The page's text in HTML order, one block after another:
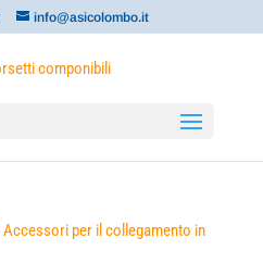
info@asicolombo.it
Accessori per il collegamento in